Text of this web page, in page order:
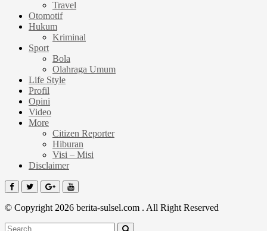
Travel
Otomotif
Hukum
Kriminal
Sport
Bola
Olahraga Umum
Life Style
Profil
Opini
Video
More
Citizen Reporter
Hiburan
Visi – Misi
Disclaimer
© Copyright 2026 berita-sulsel.com . All Right Reserved